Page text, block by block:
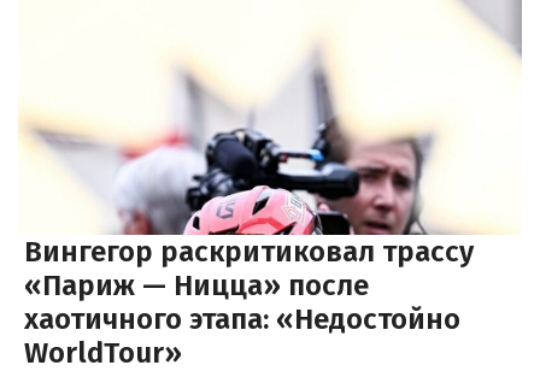
Вингегор раскритиковал трассу
«Париж — Ницца» после
хаотичного этапа: «Недостойно
WorldTour»